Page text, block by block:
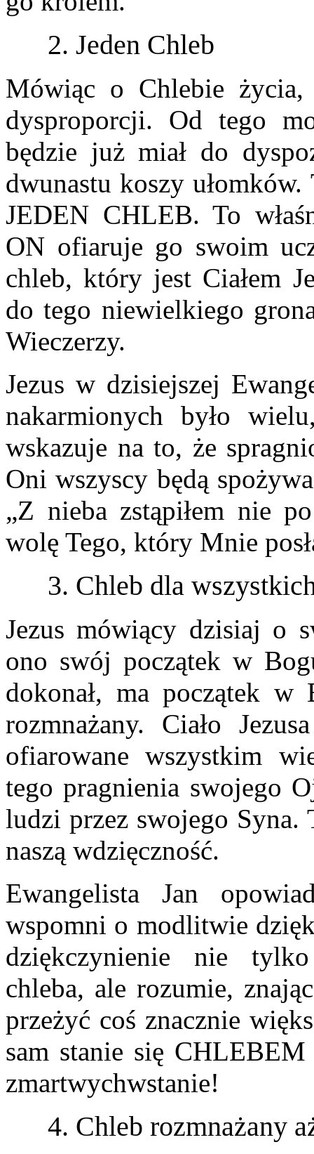
2. Jeden Chleb
Mówiąc o Chlebie
dysproporcji. Od tego
będzie już miał do
dwunastu koszy
JEDEN CHLEB. To
ON ofiaruje go swoim
chleb, który jest Ciałem
do tego niewielkiego
Wieczerzy.
Jezus w dzisiejszej
nakarmionych było
wskazuje na to, że
Oni wszyscy będą
„Z nieba zstąpiłem nie
wolę Tego, który Mnie
3. Chleb dla
Jezus mówiący dzisiaj o
ono swój początek w
dokonał, ma początek
rozmnażany. Ciało
ofiarowane wszystkim
tego pragnienia swojego
ludzi przez swojego
naszą wdzięczność.
Ewangelista Jan
wspomni o modlitwie
dziękczynienie nie
chleba, ale rozumie,
przeżyć coś znacznie
sam stanie się
zmartwychwstanie!
4. Chleb rozmnażany